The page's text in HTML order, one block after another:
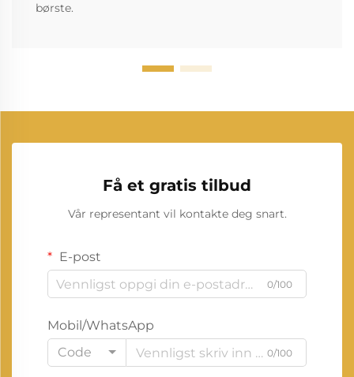
børste.
Få et gratis tilbud
Vår representant vil kontakte deg snart.
E-post
0/100
Mobil/WhatsApp
Code
0/100